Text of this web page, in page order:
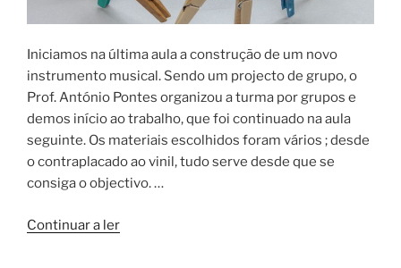
Iniciamos na última aula a construção de um novo
instrumento musical. Sendo um projecto de grupo, o
Prof. António Pontes organizou a turma por grupos e
demos início ao trabalho, que foi continuado na aula
seguinte. Os materiais escolhidos foram vários ; desde
o contraplacado ao vinil, tudo serve desde que se
consiga o objectivo. …
Continuar a ler“Novo